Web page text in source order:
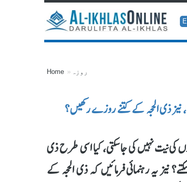
Home روزہ
ذی الحجہ کے کتنے روزے رکھیں؟
نیت نہیں کی جا سکتی، کیا اسی طرح ذی
نیز یہ رہنمائی فرمائیں کہ ذی الحجہ کے